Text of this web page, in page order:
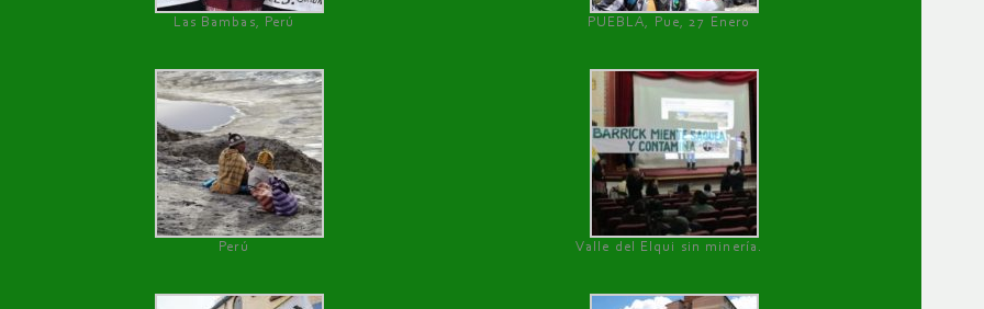
Las Bambas, Perú PUEBLA, Pue, 27 Enero
Perú Valle del Elqui sin minería.